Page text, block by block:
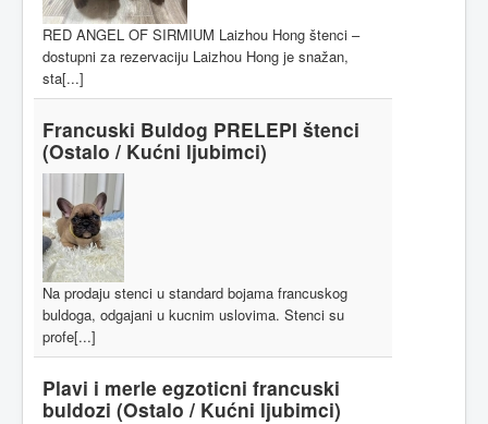
RED ANGEL OF SIRMIUM Laizhou Hong štenci –
dostupni za rezervaciju Laizhou Hong je snažan,
sta[...]
Francuski Buldog PRELEPI štenci
(Ostalo / Kućni ljubimci)
Na prodaju stenci u standard bojama francuskog
buldoga, odgajani u kucnim uslovima. Stenci su
profe[...]
Plavi i merle egzoticni francuski
buldozi (Ostalo / Kućni ljubimci)